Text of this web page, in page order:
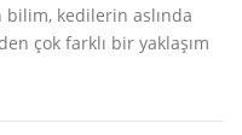
kedilerin aslında
çok farklı bir yaklaşım